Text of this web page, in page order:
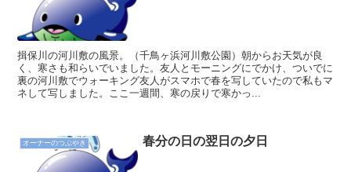
揖保川の河川敷の風景。（千鳥ヶ浜河川敷公園）朝からお天気が良
く、寒さも和らいでいました。友人とモーニングにでかけ、ついでに
裏の河川敷でウォーキング友人がスマホで春を写していたので私もマ
ネして写しました。ここ一週間、寒の戻りで寒かっ...
オーナーのつぶやき 春分の日の翌日の夕日